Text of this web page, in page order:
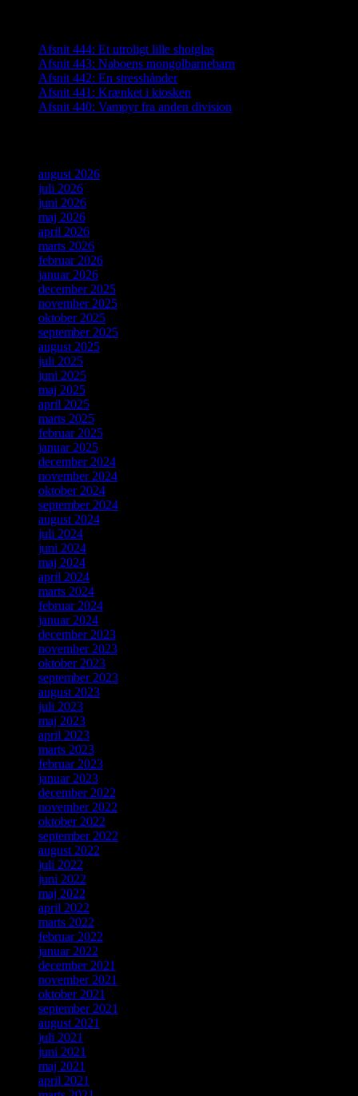
Afsnit 444: Et utroligt lille shotglas
Afsnit 443: Naboens mongolbarnebarn
Afsnit 442: En stresshånder
Afsnit 441: Krænket i kiosken
Afsnit 440: Vampyr fra anden division
august 2026
juli 2026
juni 2026
maj 2026
april 2026
marts 2026
februar 2026
januar 2026
december 2025
november 2025
oktober 2025
september 2025
august 2025
juli 2025
juni 2025
maj 2025
april 2025
marts 2025
februar 2025
januar 2025
december 2024
november 2024
oktober 2024
september 2024
august 2024
juli 2024
juni 2024
maj 2024
april 2024
marts 2024
februar 2024
januar 2024
december 2023
november 2023
oktober 2023
september 2023
august 2023
juli 2023
maj 2023
april 2023
marts 2023
februar 2023
januar 2023
december 2022
november 2022
oktober 2022
september 2022
august 2022
juli 2022
juni 2022
maj 2022
april 2022
marts 2022
februar 2022
januar 2022
december 2021
november 2021
oktober 2021
september 2021
august 2021
juli 2021
juni 2021
maj 2021
april 2021